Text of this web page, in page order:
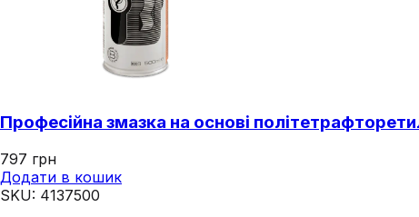
Професійна змазка на основі
797 грн
Додати в кошик
SKU: 4137500